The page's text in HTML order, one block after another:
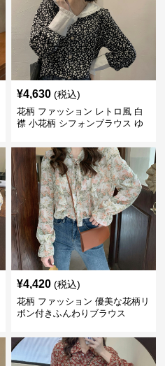
¥4,630 (税込)
花柄 ファッション レトロ風 白
襟 小花柄 シフォンブラウス ゆ
¥4,420 (税込)
花柄 ファッション 優美な花柄リ
ボン付きふんわりブラウス